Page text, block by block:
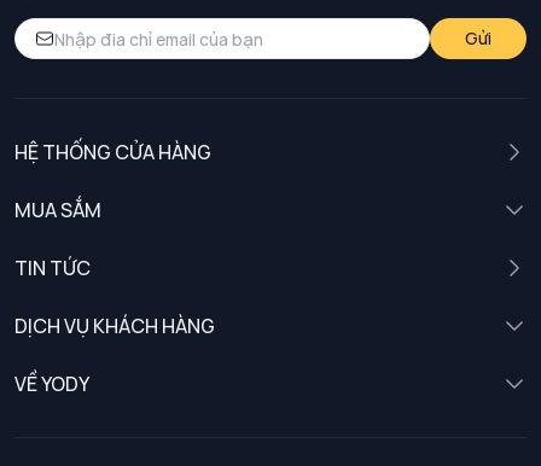
Gửi
HỆ THỐNG CỬA HÀNG
MUA SẮM
TIN TỨC
DỊCH VỤ KHÁCH HÀNG
Chính sách khách hàng thân thiết
VỀ YODY